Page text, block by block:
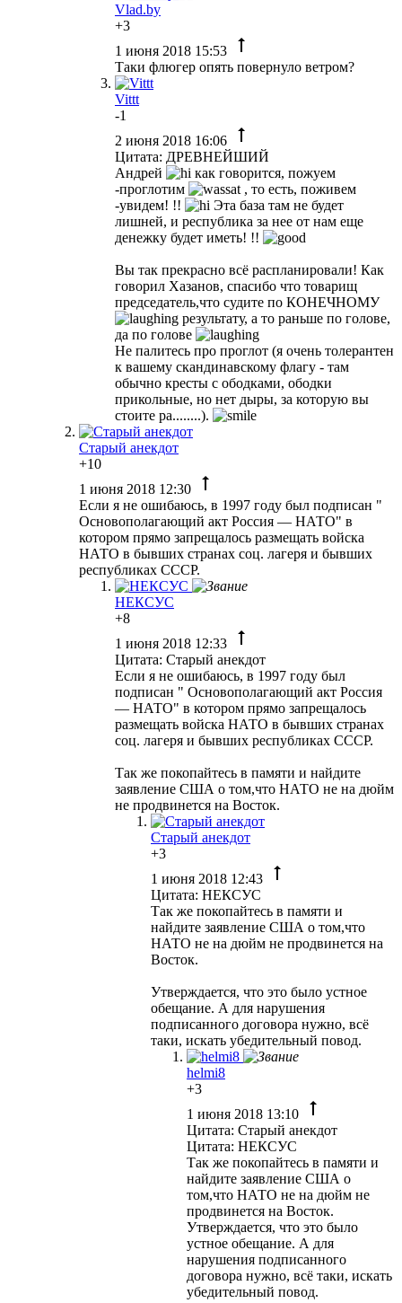
Vlad.by
+3
1 июня 2018 15:53
Таки флюгер опять повернуло ветром?
Vittt
-1
2 июня 2018 16:06
Цитата: ДРЕВНЕЙШИЙ
Андрей
как говорится, пожуем
-проглотим
, то есть, поживем
-увидем! !!
Эта база там не будет
лишней, и республика за нее от нам еще
денежку будет иметь! !!
Вы так прекрасно всё распланировали! Как
говорил Хазанов, спасибо что товарищ
председатель,что судите по КОНЕЧНОМУ
результату, а то раньше по голове,
да по голове
Не палитесь про проглот (я очень толерантен
к вашему скандинавскому флагу - там
обычно кресты с ободками, ободки
прикольные, но нет дыры, за которую вы
стоите ра........).
Старый анекдот
+10
1 июня 2018 12:30
Если я не ошибаюсь, в 1997 году был подписан "
Основополагающий акт Россия — НАТО" в
котором прямо запрещалось размещать войска
НАТО в бывших странах соц. лагеря и бывших
республиках СССР.
НЕКСУС
+8
1 июня 2018 12:33
Цитата: Старый анекдот
Если я не ошибаюсь, в 1997 году был
подписан " Основополагающий акт Россия
— НАТО" в котором прямо запрещалось
размещать войска НАТО в бывших странах
соц. лагеря и бывших республиках СССР.
Так же покопайтесь в памяти и найдите
заявление США о том,что НАТО не на дюйм
не продвинется на Восток.
Старый анекдот
+3
1 июня 2018 12:43
Цитата: НЕКСУС
Так же покопайтесь в памяти и
найдите заявление США о том,что
НАТО не на дюйм не продвинется на
Восток.
Утверждается, что это было устное
обещание. А для нарушения
подписанного договора нужно, всё
таки, искать убедительный повод.
helmi8
+3
1 июня 2018 13:10
Цитата: Старый анекдот
Цитата: НЕКСУС
Так же покопайтесь в памяти и
найдите заявление США о
том,что НАТО не на дюйм не
продвинется на Восток.
Утверждается, что это было
устное обещание. А для
нарушения подписанного
договора нужно, всё таки, искать
убедительный повод.